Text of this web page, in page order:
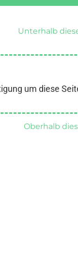
Unterhalb
um diese
Oberhalb